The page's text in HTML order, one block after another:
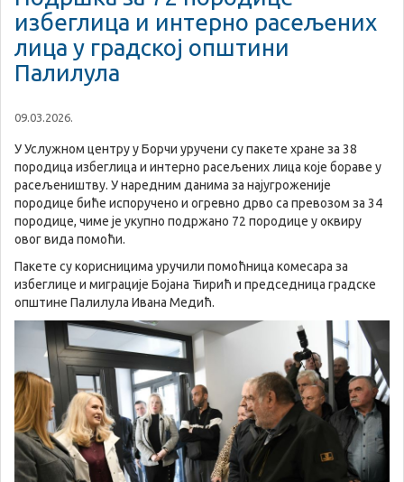
избеглица и интерно расељених
лица у градској општини
Палилула
09.03.2026.
У Услужном центру у Борчи уручени су пакете хране за 38
породица избеглица и интерно расељених лица које бораве у
расељеништву. У наредним данима за најугроженије
породице биће испоручено и огревно дрво са превозом за 34
породице, чиме је укупно подржано 72 породице у оквиру
овог вида помоћи.
Пакете су корисницима уручили помоћница комесара за
избеглице и миграције Бојана Ћирић и председница градске
општине Палилула Ивана Медић.